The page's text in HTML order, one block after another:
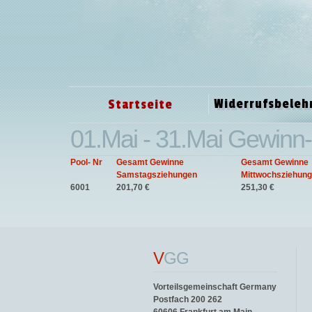
Startseite
01.Mai - 31.Mai
Pool- Nr
Gesamt Gewinne
Samstagsziehungen
Gesamt Gewinne
6001
201,70 € 251,30 €
VGG
Vorteilsgemeinschaft Germany
Postfach 200 262